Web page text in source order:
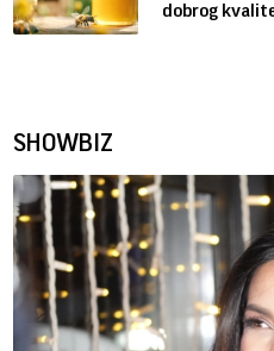
dobrog
SHOWBIZ